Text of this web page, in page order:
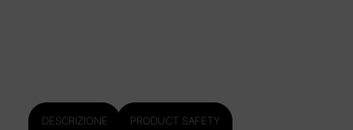
DESCRIZIONE PRODUCT SAFETY